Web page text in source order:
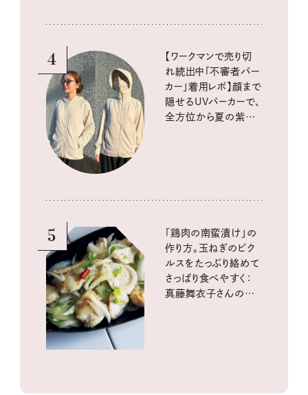
4
【ワークマンで売り切
れ続出中「不審者パー
カー」着用レポ】顔まで
隠せるUVパーカーで、
全方位から夏の紫外
5
「鶏肉の南蛮漬け」の
作り方。玉ねぎのピク
ルスをたっぷり絡めて
さっぱり食べやすく：
真藤舞衣子さんの発